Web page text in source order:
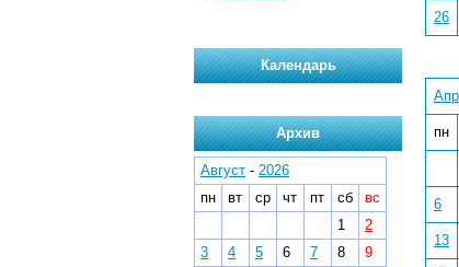
26
пн
6
13
Календарь
Архив
Август - 2026
пн
вт ср чт пт сб
вс
1
2
3
4 5 6 7 8
9